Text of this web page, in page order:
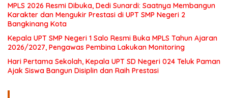
MPLS 2026 Resmi Dibuka, Dedi Sunardi: Saatnya Membangun
Karakter dan Mengukir Prestasi di UPT SMP Negeri 2
Bangkinang Kota
Kepala UPT SMP Negeri 1 Salo Resmi Buka MPLS Tahun Ajaran
2026/2027, Pengawas Pembina Lakukan Monitoring
Hari Pertama Sekolah, Kepala UPT SD Negeri 024 Teluk Paman
Ajak Siswa Bangun Disiplin dan Raih Prestasi